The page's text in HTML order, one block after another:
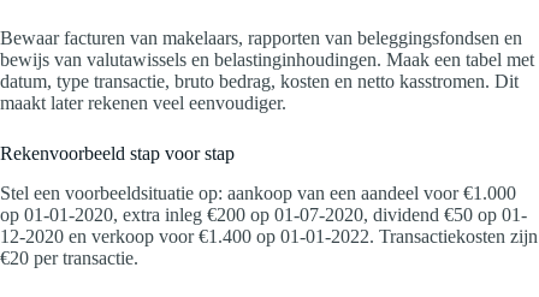
Bewaar facturen van makelaars, rapporten van beleggingsfondsen en
bewijs van valutawissels en belastinginhoudingen. Maak een tabel met
datum, type transactie, bruto bedrag, kosten en netto kasstromen. Dit
maakt later rekenen veel eenvoudiger.
Rekenvoorbeeld stap voor stap
Stel een voorbeeldsituatie op: aankoop van een aandeel voor €1.000
op 01-01-2020, extra inleg €200 op 01-07-2020, dividend €50 op 01-
12-2020 en verkoop voor €1.400 op 01-01-2022. Transactiekosten zijn
€20 per transactie.